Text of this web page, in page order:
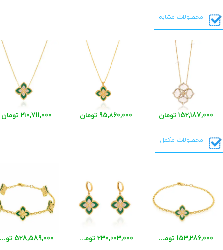
محصولات مشابه
152,187,000 تومان 95,860,000 تومان 210,711,000 تومان
محصولات مکمل
153,286,000 تومان 230,003,000 تومان 528,589,000 تومان